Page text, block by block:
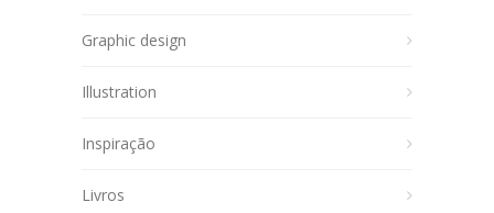
Graphic design
Illustration
Inspiração
Livros